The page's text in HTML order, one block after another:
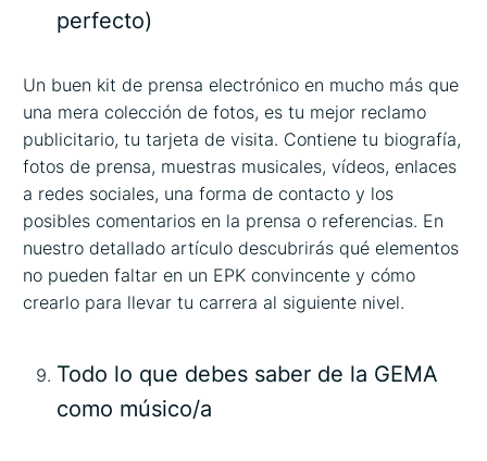
perfecto)
Un buen kit de prensa electrónico en mucho más que
una mera colección de fotos, es tu mejor reclamo
publicitario, tu tarjeta de visita. Contiene tu biografía,
fotos de prensa, muestras musicales, vídeos, enlaces
a redes sociales, una forma de contacto y los
posibles comentarios en la prensa o referencias. En
nuestro detallado artículo descubrirás qué elementos
no pueden faltar en un EPK convincente y cómo
crearlo para llevar tu carrera al siguiente nivel.
Todo lo que debes saber de la GEMA
como músico/a